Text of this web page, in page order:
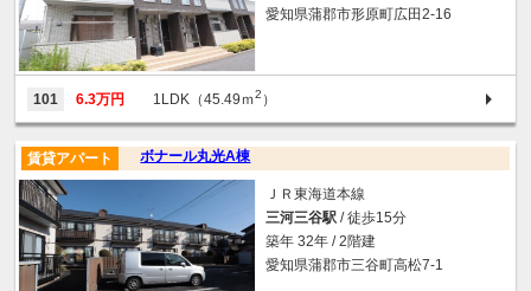
愛知県蒲郡市形原町広田2-16
101 6.3万円 1LDK（45.49ｍ2 ）
ボナール丸光A棟
賃貸アパート
ＪＲ東海道本線
三河三谷駅 / 徒歩15分
築年 32年 / 2階建
愛知県蒲郡市三谷町高松7-1